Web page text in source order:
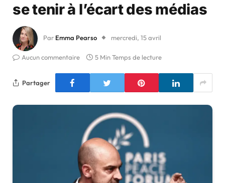
se tenir à l’écart des médias
Par Emma Pearso mercredi, 15 avril
Aucun commentaire 5 Min Temps de lecture
Partager